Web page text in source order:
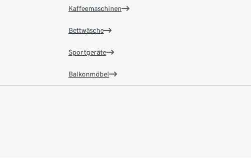
Kaffeemaschinen
Bettwäsche
Sportgeräte
Balkonmöbel